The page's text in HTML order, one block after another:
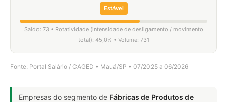
Estável
Saldo: 73 • Rotatividade (intensidade de desligamento / movimento
total): 45,0% • Volume: 731
Fonte: Portal Salário / CAGED • Mauá/SP • 07/2025 a 06/2026
Empresas do segmento de Fábricas de Produtos de